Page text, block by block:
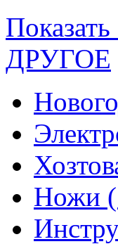
ДРУГОЕ
Ножи